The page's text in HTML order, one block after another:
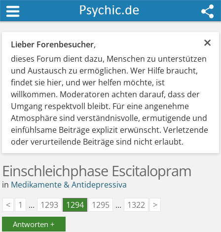
×
Lieber Forenbesucher,
dieses Forum dient dazu, Menschen zu unterstützen
und Austausch zu ermöglichen. Wer Hilfe braucht,
findet sie hier, und wer helfen möchte, ist
willkommen. Moderatoren achten darauf, dass der
Umgang respektvoll bleibt. Für eine angenehme
Atmosphäre sind verständnisvolle, ermutigende und
einfühlsame Beiträge explizit erwünscht. Verletzende
oder verurteilende Beiträge sind nicht erlaubt.
Einschleichphase Escitalopram
in Medikamente & Antidepressiva
<
1 ... 1293 1294 1295 ... 1322 >
Antworten +